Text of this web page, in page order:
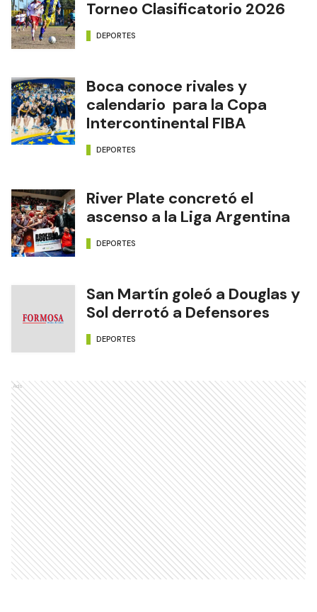
Torneo Clasificatorio 2026
DEPORTES
Boca conoce rivales y
calendario para la Copa
Intercontinental FIBA
DEPORTES
River Plate concretó el
ascenso a la Liga Argentina
DEPORTES
San Martín goleó a Douglas y
Sol derrotó a Defensores
DEPORTES
Ads